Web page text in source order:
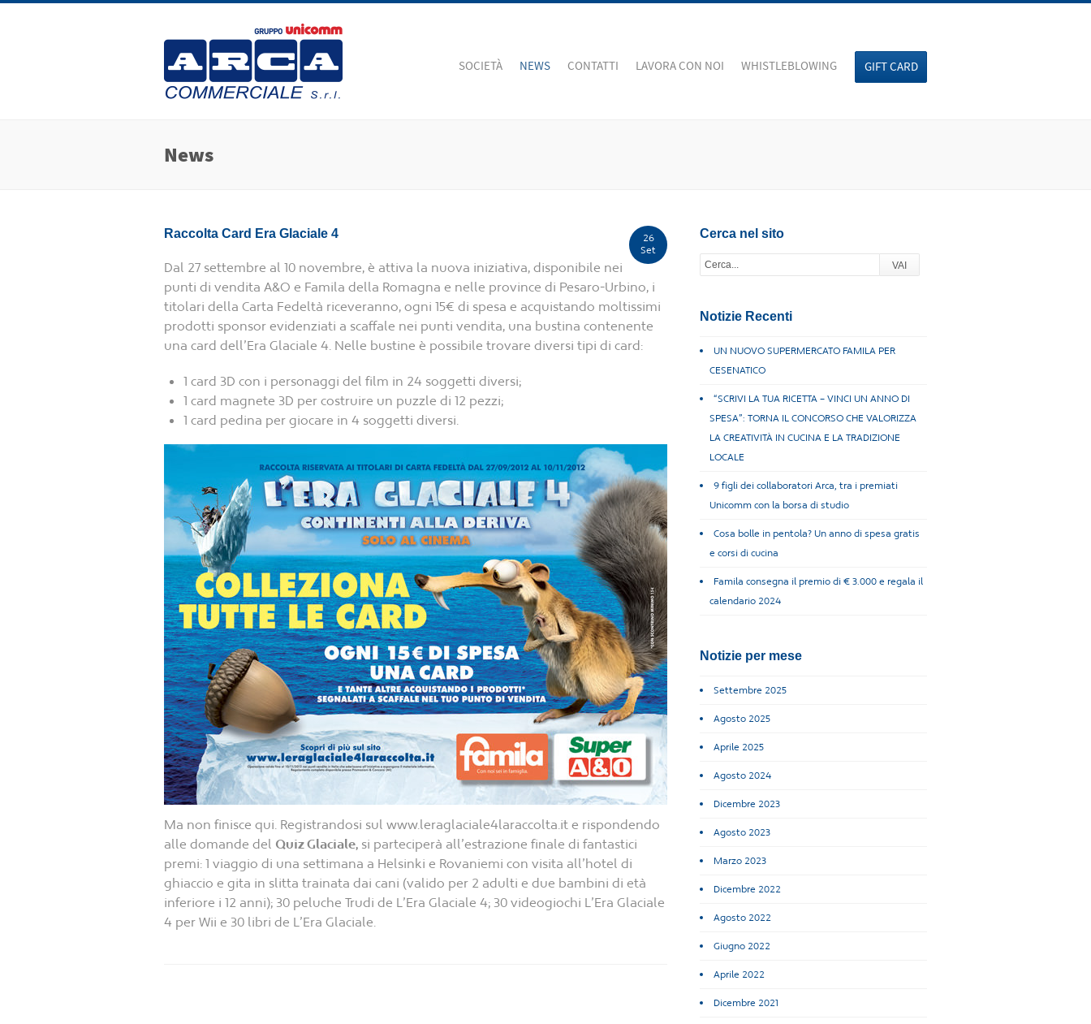
SOCIETÀ NEWS CONTATTI LAVORA CON NOI WHISTLEBLOWING GIFT CARD
News
26
Set
Raccolta Card Era Glaciale 4
Dal 27 settembre al 10 novembre, è attiva la nuova iniziativa, disponibile nei
punti di vendita A&O e Famila della Romagna e nelle province di Pesaro-Urbino, i
titolari della Carta Fedeltà riceveranno, ogni 15€ di spesa e acquistando moltissimi
prodotti sponsor evidenziati a scaffale nei punti vendita, una bustina contenente
una card dell’Era Glaciale 4. Nelle bustine è possibile trovare diversi tipi di card:
1 card 3D con i personaggi del film in 24 soggetti diversi;
1 card magnete 3D per costruire un puzzle di 12 pezzi;
1 card pedina per giocare in 4 soggetti diversi.
Ma non finisce qui. Registrandosi sul www.leraglaciale4laraccolta.it e rispondendo
alle domande del Quiz Glaciale, si parteciperà all’estrazione finale di fantastici
premi: 1 viaggio di una settimana a Helsinki e Rovaniemi con visita all’hotel di
ghiaccio e gita in slitta trainata dai cani (valido per 2 adulti e due bambini di età
inferiore i 12 anni); 30 peluche Trudi de L’Era Glaciale 4; 30 videogiochi L’Era Glaciale
4 per Wii e 30 libri de L’Era Glaciale.
Cerca nel sito
Notizie Recenti
UN NUOVO SUPERMERCATO FAMILA PER
CESENATICO
“SCRIVI LA TUA RICETTA – VINCI UN ANNO DI
SPESA”: TORNA IL CONCORSO CHE VALORIZZA
LA CREATIVITÀ IN CUCINA E LA TRADIZIONE
LOCALE
9 figli dei collaboratori Arca, tra i premiati
Unicomm con la borsa di studio
Cosa bolle in pentola? Un anno di spesa gratis
e corsi di cucina
Famila consegna il premio di € 3.000 e regala il
calendario 2024
Notizie per mese
Settembre 2025
Agosto 2025
Aprile 2025
Agosto 2024
Dicembre 2023
Agosto 2023
Marzo 2023
Dicembre 2022
Agosto 2022
Giugno 2022
Aprile 2022
Dicembre 2021